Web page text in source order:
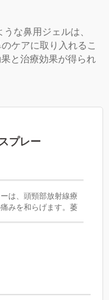
うな鼻用ジェルは、
ケアに取り入れるこ
と治療効果が得られ
プレー
は、頭頸部放射線療
みを和らげます。萎